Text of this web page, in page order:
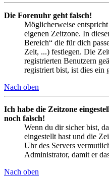
Die Forenuhr geht falsch!
Möglicherweise
eigenen Zeitzone. In
Bereich“ die für dich
Zeit, ...) festlegen. Die
registrierten Benutzern
registriert bist, ist dies ein
Nach oben
Ich habe die Zeitzone
noch falsch!
Wenn du dir sicher bist,
eingestellt hast und die
Uhr des Servers
Administrator, damit er
Nach oben